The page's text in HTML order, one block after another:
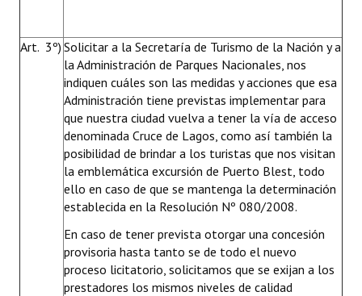
Art. 3º) Solicitar a la Secretaría de Turismo de la Nación y a
la Administración de Parques Nacionales, nos
indiquen cuáles son las medidas y acciones que esa
Administración tiene previstas implementar para
que nuestra ciudad vuelva a tener la vía de acceso
denominada Cruce de Lagos, como así también la
posibilidad de brindar a los turistas que nos visitan
la emblemática excursión de Puerto Blest, todo
ello en caso de que se mantenga la determinación
establecida en la Resolución Nº 080/2008.
En caso de tener prevista otorgar una concesión
provisoria hasta tanto se de todo el nuevo
proceso licitatorio, solicitamos que se exijan a los
prestadores los mismos niveles de calidad